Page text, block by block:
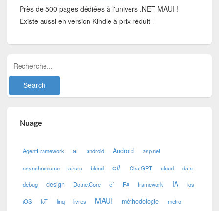
Près de 500 pages dédiées à l'univers .NET MAUI !
Existe aussi en version Kindle à prix réduit !
Nuage
AgentFramework ai android Android asp.net
asynchronisme azure blend c# ChatGPT cloud data
debug design DotnetCore ef F# framework IA ios
iOS IoT linq livres MAUI méthodologie metro